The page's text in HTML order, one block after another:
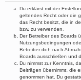
Du erklärst mit der
geltendes Recht oder die
das Recht besitzt, die in
bzw. zu verwenden.
Der Betreiber des Boards
Nutzungsbedingungen
Betreiber dich nach
Boards ausschließen und
Du nimmst zur Kenntnis,
Beiträgen übernimmt, die
genommen hat. Du